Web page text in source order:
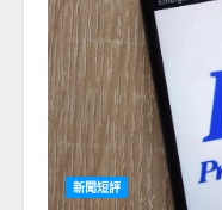
新聞短評